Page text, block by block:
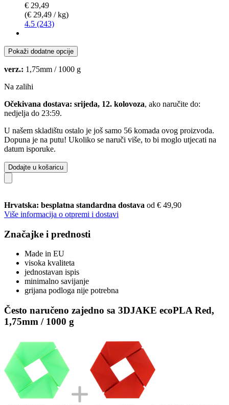
€ 29,49
(€ 29,49 / kg)
4.5 (243)
Pokaži dodatne opcije
verz.: 1,75mm / 1000 g
Na zalihi
Očekivana dostava: srijeda, 12. kolovoza, ako naručite do:
nedjelja do 23:59.
U našem skladištu ostalo je još samo 56 komada ovog proizvoda.
Dopuna je na putu! Ukoliko se naruči više, to bi moglo utjecati na
datum isporuke.
Dodajte u košaricu
Hrvatska: besplatna standardna dostava od € 49,90
Više informacija o otpremi i dostavi
Značajke i prednosti
Made in EU
visoka kvaliteta
jednostavan ispis
minimalno savijanje
grijana podloga nije potrebna
Često naručeno zajedno sa 3DJAKE ecoPLA Red,
1,75mm / 1000 g